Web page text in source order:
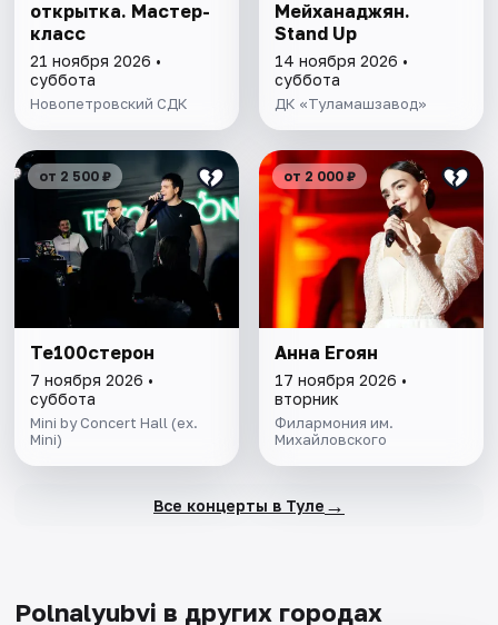
открытка. Мастер-
класс
21 ноября 2026 •
суббота
Новопетровский СДК
Мейханаджян.
Stand Up
14 ноября 2026 •
суббота
ДК «Туламашзавод»
от 2 500 ₽
Те100стерон
7 ноября 2026 •
суббота
Mini by Concert Hall (ex.
Mini)
от 2 000 ₽
Анна Егоян
17 ноября 2026 •
вторник
Филармония им.
Михайловского
Все концерты в Туле →
Polnalyubvi в других городах